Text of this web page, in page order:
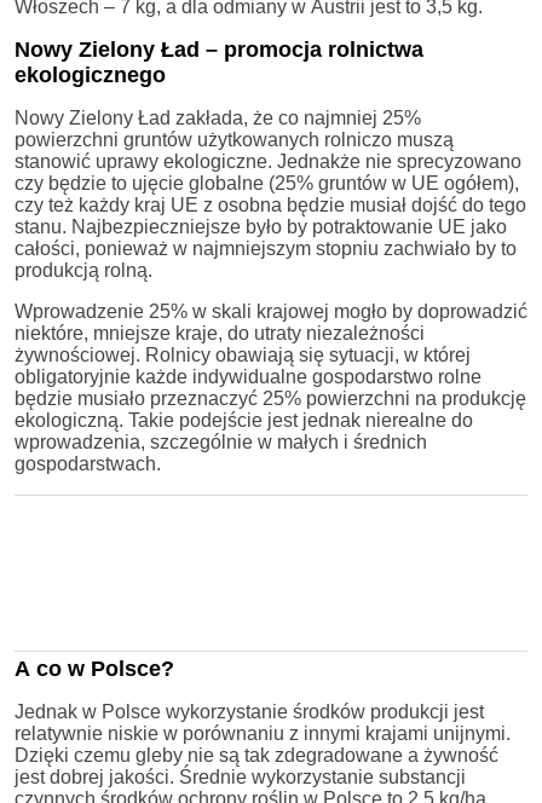
Włoszech – 7 kg, a dla odmiany w Austrii jest to 3,5 kg.
Nowy Zielony Ład – promocja rolnictwa
ekologicznego
Nowy Zielony Ład zakłada, że co najmniej 25%
powierzchni gruntów użytkowanych rolniczo muszą
stanowić uprawy ekologiczne. Jednakże nie sprecyzowano
czy będzie to ujęcie globalne (25% gruntów w UE ogółem),
czy też każdy kraj UE z osobna będzie musiał dojść do tego
stanu. Najbezpieczniejsze było by potraktowanie UE jako
całości, ponieważ w najmniejszym stopniu zachwiało by to
produkcją rolną.
Wprowadzenie 25% w skali krajowej mogło by doprowadzić
niektóre, mniejsze kraje, do utraty niezależności
żywnościowej. Rolnicy obawiają się sytuacji, w której
obligatoryjnie każde indywidualne gospodarstwo rolne
będzie musiało przeznaczyć 25% powierzchni na produkcję
ekologiczną. Takie podejście jest jednak nierealne do
wprowadzenia, szczególnie w małych i średnich
gospodarstwach.
A co w Polsce?
Jednak w Polsce wykorzystanie środków produkcji jest
relatywnie niskie w porównaniu z innymi krajami unijnymi.
Dzięki czemu gleby nie są tak zdegradowane a żywność
jest dobrej jakości. Średnie wykorzystanie substancji
czynnych środków ochrony roślin w Polsce to 2,5 kg/ha.